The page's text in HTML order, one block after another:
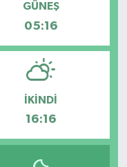
GÜNEŞ
05:16
İKINDI
16:16